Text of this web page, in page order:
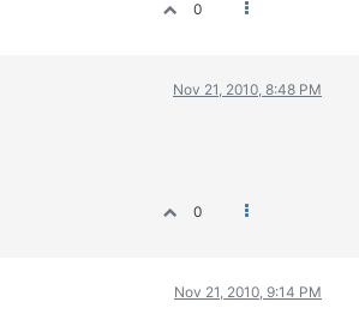
0
Nov 21, 2010, 8:48 PM
0
Nov 21, 2010, 9:14 PM